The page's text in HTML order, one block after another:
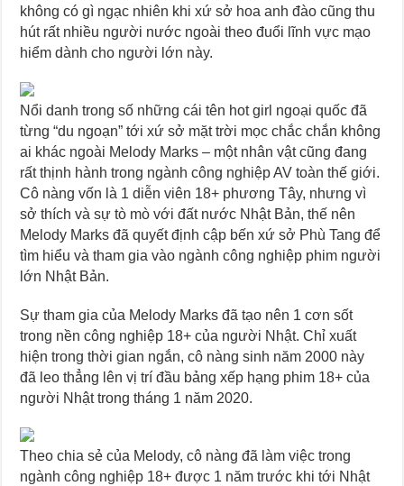
không có gì ngạc nhiên khi xứ sở hoa anh đào cũng thu
hút rất nhiều người nước ngoài theo đuổi lĩnh vực mạo
hiểm dành cho người lớn này.
Nổi danh trong số những cái tên hot girl ngoại quốc đã
từng “du ngoạn” tới xứ sở mặt trời mọc chắc chắn không
ai khác ngoài Melody Marks – một nhân vật cũng đang
rất thịnh hành trong ngành công nghiệp AV toàn thế giới.
Cô nàng vốn là 1 diễn viên 18+ phương Tây, nhưng vì
sở thích và sự tò mò với đất nước Nhật Bản, thế nên
Melody Marks đã quyết định cập bến xứ sở Phù Tang để
tìm hiểu và tham gia vào ngành công nghiệp phim người
lớn Nhật Bản.
Sự tham gia của Melody Marks đã tạo nên 1 cơn sốt
trong nền công nghiệp 18+ của người Nhật. Chỉ xuất
hiện trong thời gian ngắn, cô nàng sinh năm 2000 này
đã leo thẳng lên vị trí đầu bảng xếp hạng phim 18+ của
người Nhật trong tháng 1 năm 2020.
Theo chia sẻ của Melody, cô nàng đã làm việc trong
ngành công nghiệp 18+ được 1 năm trước khi tới Nhật